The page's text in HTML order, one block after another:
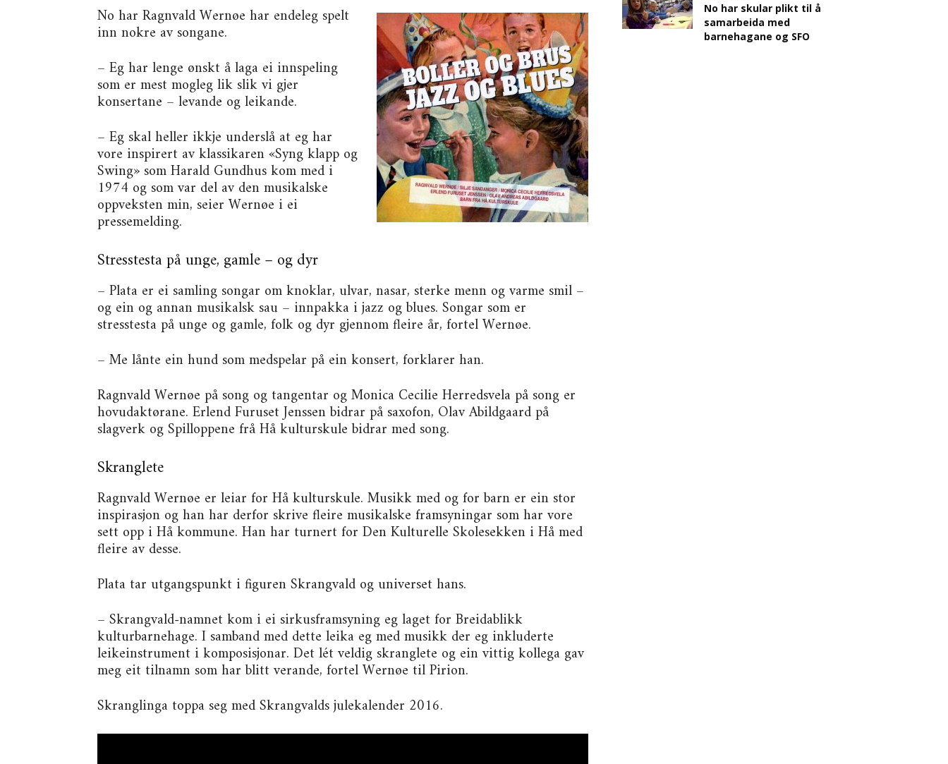
​No har Ragnvald Wernøe har endeleg spelt
inn nokre av songane.
– Eg har lenge ønskt å laga ei innspeling
som er mest mogleg lik slik vi gjer
konsertane – levande og leikande.
– Eg skal heller ikkje underslå at eg har
vore inspirert av klassikaren «Syng klapp og
Swing» som Harald Gundhus kom med i
1974 og som var del av den musikalske
oppveksten min, seier Wernøe i ei
pressemelding.
Stresstesta på unge, gamle – og dyr
– Plata er ei samling songar om knoklar, ulvar, nasar, sterke menn og varme smil –
og ein og annan musikalsk sau – innpakka i jazz og blues. Songar som er
stresstesta på unge og gamle, folk og dyr gjennom fleire år, fortel Wernøe.
– Me lånte ein hund som medspelar på ein konsert, forklarer han.
Ragnvald Wernøe på song og tangentar og Monica Cecilie Herredsvela på song er
hovudaktørane. Erlend Furuset Jenssen bidrar på saxofon, Olav Abildgaard på
slagverk og Spilloppene frå Hå kulturskule bidrar med song.
Skranglete
Ragnvald Wernøe er leiar for Hå kulturskule. Musikk med og for barn er ein stor
inspirasjon og han har derfor skrive fleire musikalske framsyningar som har vore
sett opp i Hå kommune. Han har turnert for Den Kulturelle Skolesekken i Hå med
fleire av desse.
Plata tar utgangspunkt i figuren Skrangvald og universet hans.
– Skrangvald-namnet kom i ei sirkusframsyning eg laget for Breidablikk
kulturbarnehage. I samband med dette leika eg med musikk der eg inkluderte
leikeinstrument i komposisjonar. Det lét veldig skranglete og ein vittig kollega gav
meg eit tilnamn som har blitt verande, fortel Wernøe til Pirion.
Skranglinga toppa seg med Skrangvalds julekalender 2016.
No har skular plikt til å
samarbeida med
barnehagane og SFO